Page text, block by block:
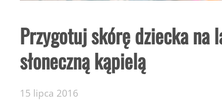
Przygotuj skórę dziecka
słoneczną kąpielą
15 lipca 2016